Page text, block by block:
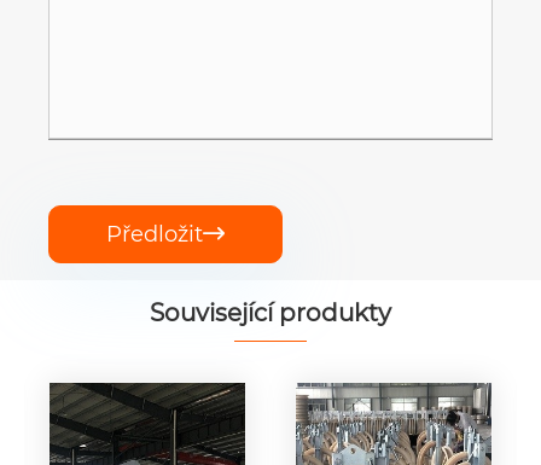
Předložit
Související produkty